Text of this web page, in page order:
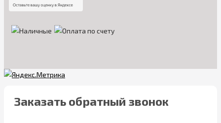
Заказать обратный звонок